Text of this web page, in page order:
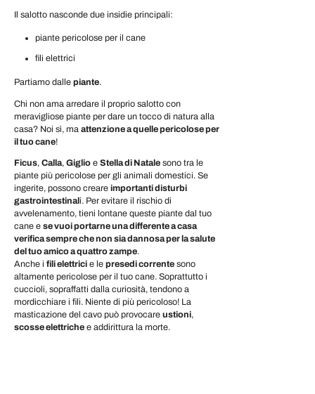
Il salotto nasconde due insidie principali:
piante pericolose per il cane
fili elettrici
Partiamo dalle piante.
Chi non ama arredare il proprio salotto con
meravigliose piante per dare un tocco di natura alla
casa? Noi sì, ma attenzione a quelle pericolose per
il tuo cane!
Ficus, Calla, Giglio e Stella di Natale sono tra le
piante più pericolose per gli animali domestici. Se
ingerite, possono creare importanti disturbi
gastrointestinali. Per evitare il rischio di
avvelenamento, tieni lontane queste piante dal tuo
cane e se vuoi portarne una differente a casa
verifica sempre che non sia dannosa per la salute
del tuo amico a quattro zampe.
Anche i fili elettrici e le presedi corrente sono
altamente pericolose per il tuo cane. Soprattutto i
cuccioli, sopraffatti dalla curiosità, tendono a
mordicchiare i fili. Niente di più pericoloso! La
masticazione del cavo può provocare ustioni,
scosse elettriche e addirittura la morte.